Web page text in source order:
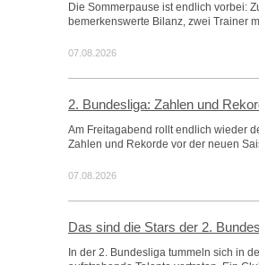
Die Sommerpause ist endlich vorbei:
bemerkenswerte Bilanz, zwei Trainer
07.08.2026
2. Bundesliga: Zahlen und
Am Freitagabend rollt endlich wieder
Zahlen und Rekorde vor der neuen
07.08.2026
Das sind die Stars der 2.
In der 2. Bundesliga tummeln sich in